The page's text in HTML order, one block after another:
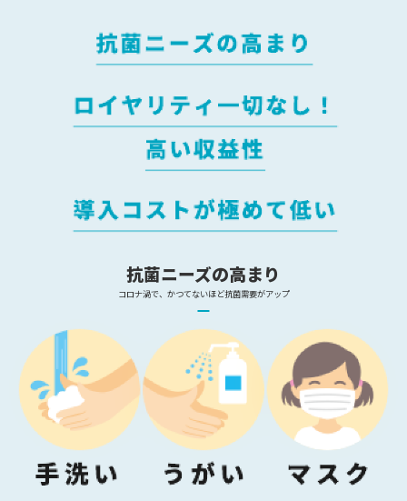
抗菌ニーズの高まり
コロナ渦で、かつてないほど抗菌需要がアップ